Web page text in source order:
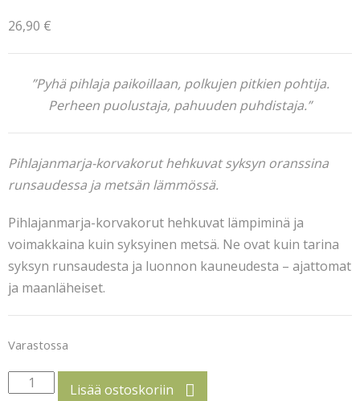
26,90 €
”Pyhä pihlaja paikoillaan, polkujen pitkien pohtija.
Perheen puolustaja, pahuuden puhdistaja.”
Pihlajanmarja-korvakorut hehkuvat syksyn oranssina
runsaudessa ja metsän lämmössä.
Pihlajanmarja-korvakorut hehkuvat lämpiminä ja
voimakkaina kuin syksyinen metsä. Ne ovat kuin tarina
syksyn runsaudesta ja luonnon kauneudesta – ajattomat
ja maanläheiset.
Varastossa
PihlajanmarjaLisää ostoskoriin